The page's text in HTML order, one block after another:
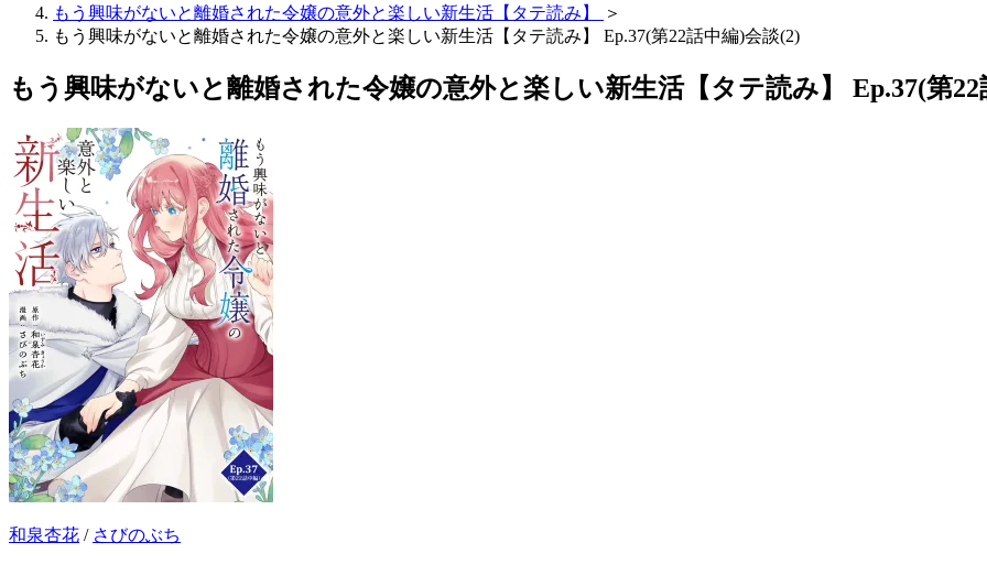
もう興味がないと離婚された令嬢の意外と楽しい新生活【タテ読み】
＞
もう興味がないと離婚された令嬢の意外と楽しい新生活【タテ読み】 Ep.37(第22話中編)会談(2)
もう興味がないと離婚された令嬢の意外と楽しい新生活【タテ読み】 Ep.37(第22
和泉杏花 / さびのぶち